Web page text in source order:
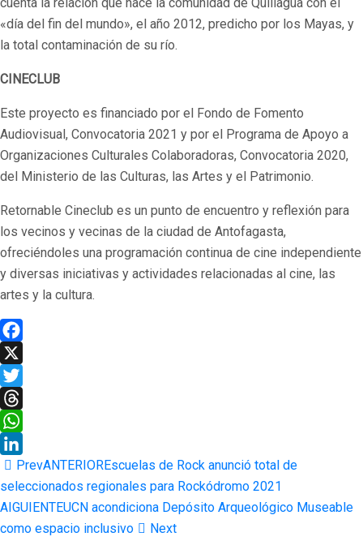
«día del fin del mundo», el año 2012, predicho por los Mayas, y
la total contaminación de su río.
CINECLUB
Este proyecto es financiado por el Fondo de Fomento
Audiovisual, Convocatoria 2021 y por el Programa de Apoyo a
Organizaciones Culturales Colaboradoras, Convocatoria 2020,
del Ministerio de las Culturas, las Artes y el Patrimonio.
Retornable Cineclub es un punto de encuentro y reflexión para
los vecinos y vecinas de la ciudad de Antofagasta,
ofreciéndoles una programación continua de cine independiente
y diversas iniciativas y actividades relacionadas al cine, las
artes y la cultura.
Facebook
X
Twitter
Threads
WhatsApp
LinkedIn
PrevANTERIOREscuelas de Rock anunció total de
seleccionados regionales para Rockódromo 2021
AIGUIENTEUCN acondiciona Depósito Arqueológico Museable
como espacio inclusivo
Next